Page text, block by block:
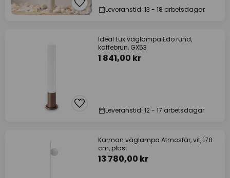
Leveranstid: 13 - 18 arbetsdagar
Ideal Lux väglampa Edo rund,
kaffebrun, GX53
1 841,00 kr
Leveranstid: 12 - 17 arbetsdagar
Karman väglampa Atmosfär, vit, 178
cm, plast
13 780,00 kr